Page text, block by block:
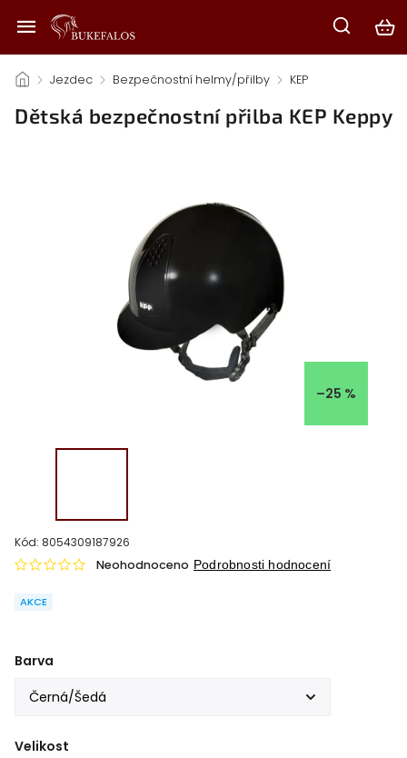
/ Jezdec / Bezpečnostní helmy/přilby / KEP
Dětská bezpečnostní přilba KEP Keppy
–25 %
Kód: 8054309187926
AKCE
Neohodnoceno Podrobnosti hodnocení
Barva
Velikost